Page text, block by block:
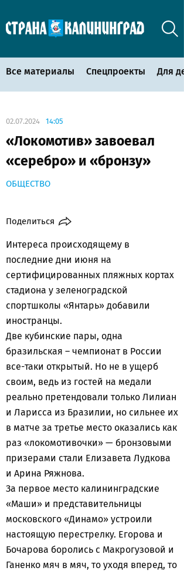
Все материалы Спецпроекты Для
02.07.2024 14:05
«Локомотив» завоевал
«серебро» и «бронзу»
ОБЩЕСТВО
Поделиться
Интереса происходящему в
последние дни июня на
сертифицированных пляжных кортах
стадиона у зеленоградской
спортшколы «Янтарь» добавили
иностранцы.
Две кубинские пары, одна
бразильская – чемпионат в России
все-таки открытый. Но не в ущерб
своим, ведь из гостей на медали
реально претендовали только Лилиан
и Ларисса из Бразилии, но сильнее их
в матче за третье место оказались как
раз «локомотивочки» — бронзовыми
призерами стали Елизавета Лудкова
и Арина Ряжнова.
За первое место калининградские
«Маши» и представительницы
московского «Динамо» устроили
настоящую перестрелку. Егорова и
Бочарова боролись с Макрогузовой и
Ганенко мяч в мяч, то уходя вперед, то